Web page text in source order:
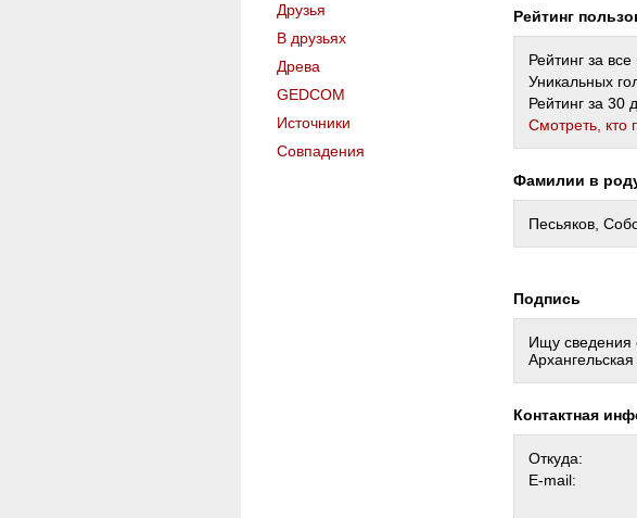
Друзья
В друзьях
Древа
GEDCOM
Источники
Совпадения
Рейтинг
Рейтинг за
Уникальных
Рейтинг за 30
Cмотреть, кто
Фамилии в
Песьяков,
Подпись
Ищу сведения
Контактная
Откуда:
E-mail: